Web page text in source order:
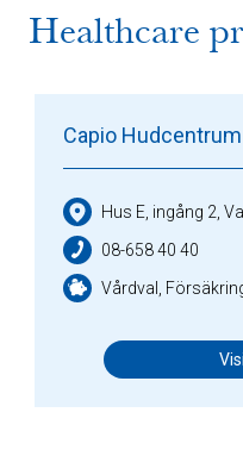
Healthcare
Capio Hudcentrum
Hus E, ingång 2,
08-658 40 40
Vårdval,